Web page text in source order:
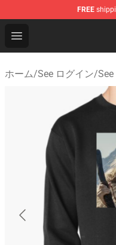
FREE
Open menu
See Shop - Official
ホーム/See ログイン/